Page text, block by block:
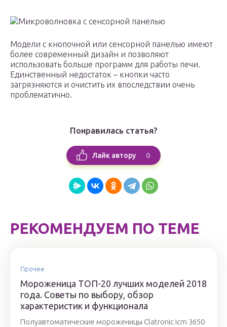
Микроволновка с сенсорной панелью
Модели с кнопочной или сенсорной панелью имеют
более современный дизайн и позволяют
использовать больше программ для работы печи.
Единственный недостаток – кнопки часто
загрязняются и очистить их впоследствии очень
проблематично.
Понравилась статья?
Лайк автору 0
РЕКОМЕНДУЕМ ПО ТЕМЕ
Прочее
Мороженица ТОП-20 лучших моделей 2018
года. Советы по выбору, обзор
характеристик и функционала
Полуавтоматические мороженицы Clatronic Icm 3650